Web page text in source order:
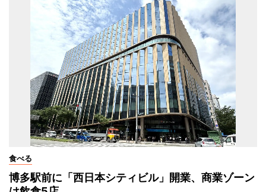
食べる
博多駅前に「西日本シティビル」開業、商業ゾーン